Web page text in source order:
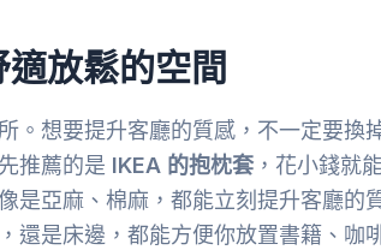
放鬆的空間
。想要提升客廳的質感，不一定要換
推薦的是 IKEA 的抱枕套 ，花小錢就
是亞麻、棉麻，都能立刻提升客廳的
還是床邊，都能方便你放置書籍、咖